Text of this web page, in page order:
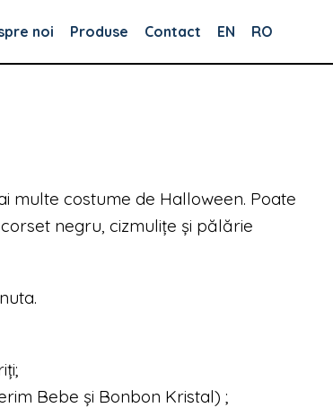
noi Produse Contact EN RO
multe costume de Halloween. Poate
negru, cizmulițe și pălărie
Bebe și Bonbon Kristal) ;